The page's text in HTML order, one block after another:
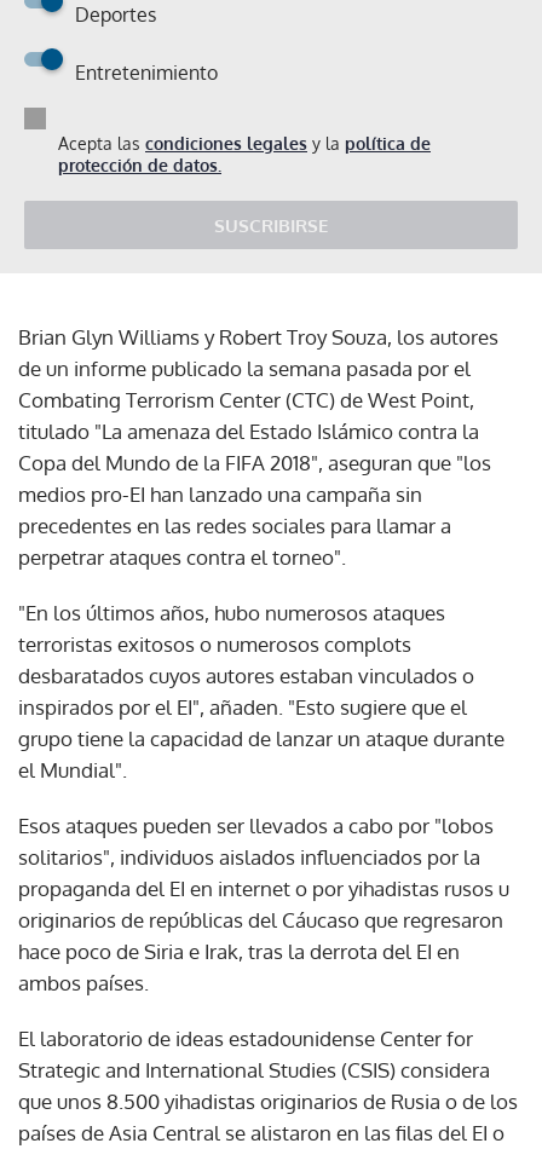
Deportes
Entretenimiento
Acepta las condiciones legales y la política de
protección de datos.
SUSCRIBIRSE
Brian Glyn Williams y Robert Troy Souza, los autores
de un informe publicado la semana pasada por el
Combating Terrorism Center (CTC) de West Point,
titulado "La amenaza del Estado Islámico contra la
Copa del Mundo de la FIFA 2018", aseguran que "los
medios pro-EI han lanzado una campaña sin
precedentes en las redes sociales para llamar a
perpetrar ataques contra el torneo".
"En los últimos años, hubo numerosos ataques
terroristas exitosos o numerosos complots
desbaratados cuyos autores estaban vinculados o
inspirados por el EI", añaden. "Esto sugiere que el
grupo tiene la capacidad de lanzar un ataque durante
el Mundial".
Esos ataques pueden ser llevados a cabo por "lobos
solitarios", individuos aislados influenciados por la
propaganda del EI en internet o por yihadistas rusos u
originarios de repúblicas del Cáucaso que regresaron
hace poco de Siria e Irak, tras la derrota del EI en
ambos países.
El laboratorio de ideas estadounidense Center for
Strategic and International Studies (CSIS) considera
que unos 8.500 yihadistas originarios de Rusia o de los
países de Asia Central se alistaron en las filas del EI o